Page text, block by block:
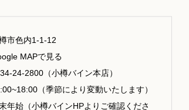
市色内1-1-12
MAPで見る
24-2800（小樽バイン本店）
（季節により変動いたします）
年始（小樽バインHPよりご確認くださ